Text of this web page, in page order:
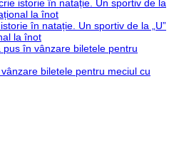
istorie în natație. Un sportiv de la
la înot
în natație. Un sportiv de la „U”
la înot
pus în vânzare biletele pentru
vânzare biletele pentru meciul cu